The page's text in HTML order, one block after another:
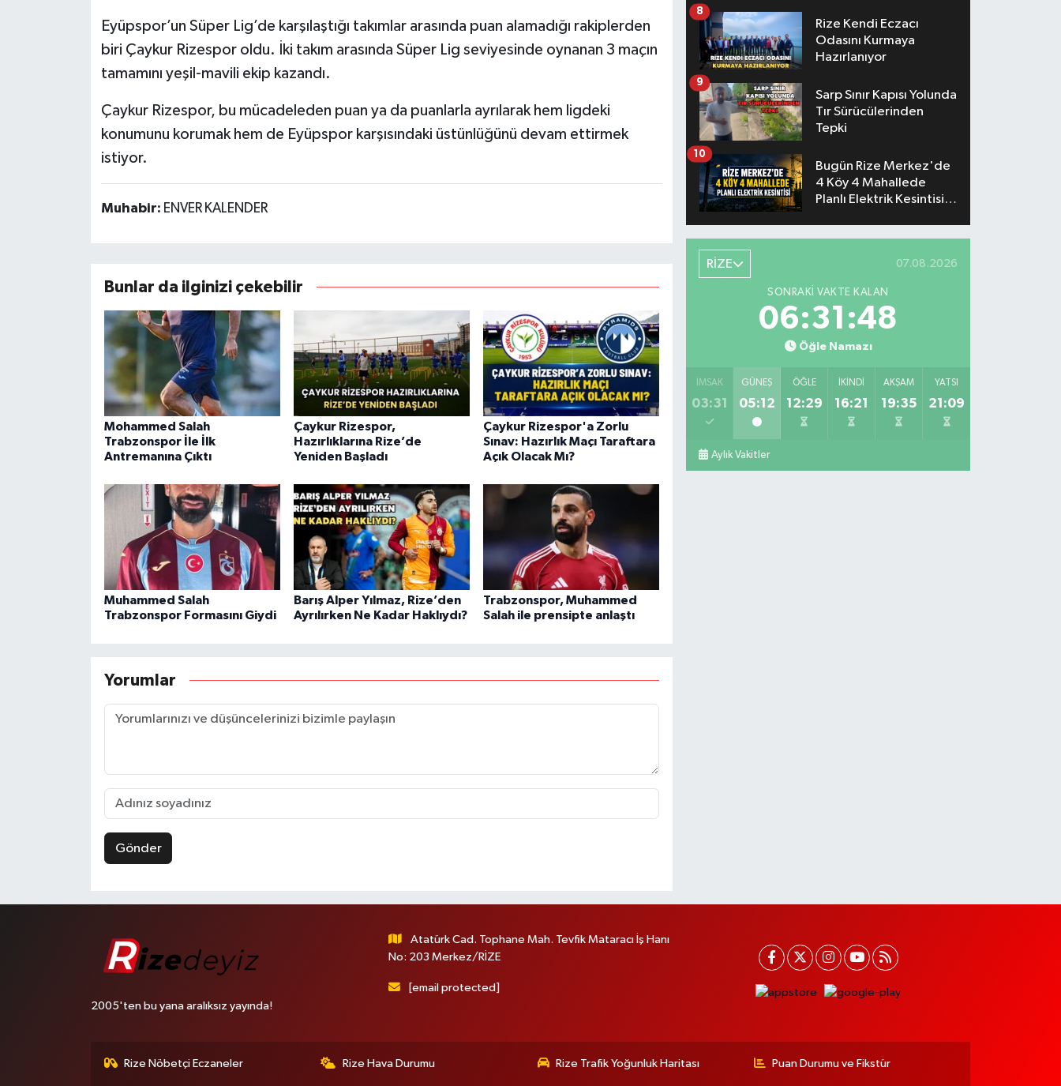
Eyüpspor’un Süper Lig’de karşılaştığı takımlar arasında puan alamadığı rakiplerden
biri Çaykur Rizespor oldu. İki takım arasında Süper Lig seviyesinde oynanan 3 maçın
tamamını yeşil-mavili ekip kazandı.
Çaykur Rizespor, bu mücadeleden puan ya da puanlarla ayrılarak hem ligdeki
konumunu korumak hem de Eyüpspor karşısındaki üstünlüğünü devam ettirmek
istiyor.
Muhabir: ENVER KALENDER
Bunlar da ilginizi çekebilir
Mohammed Salah
Trabzonspor İle İlk
Antremanına Çıktı
Çaykur Rizespor,
Hazırlıklarına Rize’de
Yeniden Başladı
Çaykur Rizespor'a Zorlu
Sınav: Hazırlık Maçı Taraftara
Açık Olacak Mı?
Muhammed Salah
Trabzonspor Formasını Giydi
Barış Alper Yılmaz, Rize’den
Ayrılırken Ne Kadar Haklıydı?
Trabzonspor, Muhammed
Salah ile prensipte anlaştı
Yorumlar
Gönder
Belli Oldu
Rize Kendi Eczacı
Odasını Kurmaya
Hazırlanıyor
8
Sarp Sınır Kapısı Yolunda
Tır Sürücülerinden
Tepki
9
Bugün Rize Merkez'de
4 Köy 4 Mahallede
Planlı Elektrik Kesintisi
10
RİZE 07.08.2026
SONRAKI VAKTE KALAN
06:31:47
Öğle Namazı
İMSAK
03:31
GÜNEŞ
05:12
ÖĞLE
12:29
İKINDI
16:21
AKŞAM
19:35
YATSI
21:09
Aylık Vakitler
2005'ten bu yana aralıksız yayında!
Atatürk Cad. Tophane Mah. Tevfik Mataracı İş Hanı
No: 203 Merkez/RİZE
[email protected]
Rize Nöbetçi Eczaneler Rize Hava Durumu Rize Trafik Yoğunluk Haritası Puan Durumu ve Fikstür